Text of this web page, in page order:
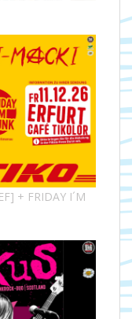
+ FRIDAY I´M